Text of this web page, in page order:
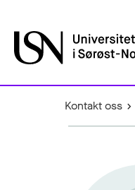
Kontakt oss